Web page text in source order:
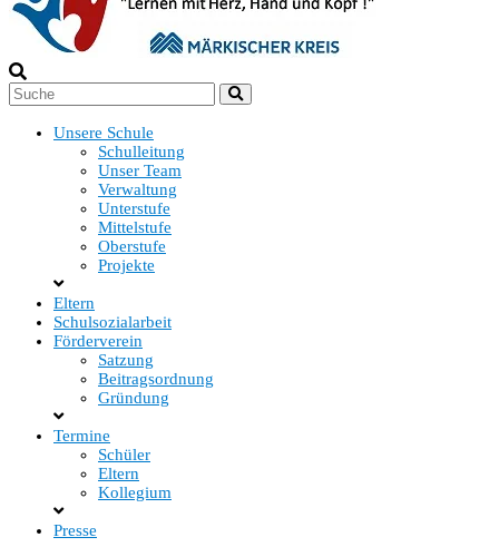
Unsere Schule
Schulleitung
Unser Team
Verwaltung
Unterstufe
Mittelstufe
Oberstufe
Projekte
Eltern
Schulsozialarbeit
Förderverein
Satzung
Beitragsordnung
Gründung
Termine
Schüler
Eltern
Kollegium
Presse